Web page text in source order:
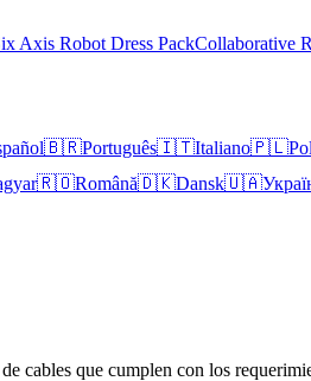
Axis Robot Dress PackCollaborative
🇧🇷Português🇮🇹Italiano🇵🇱
🇷🇴Română🇩🇰Dansk🇺🇦
cables que cumplen con los